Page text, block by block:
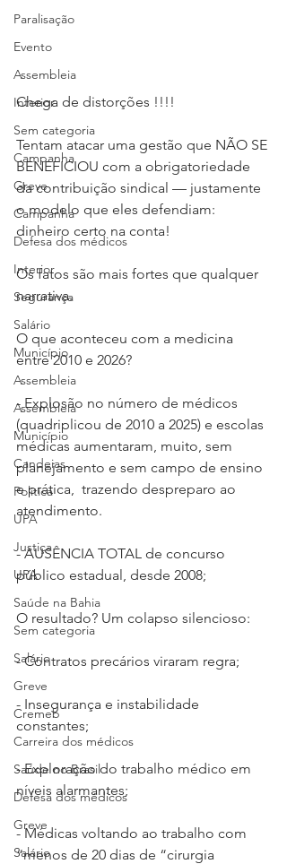
Paralisação
Evento
Assembleia
Interior
Sem categoria
Campanha
Greve
Campanha
Defesa dos médicos
Interior
Segurança
Salário
Município
Assembleia
Assembleia
Município
Candeias
Política
UPA
Justiça
UPA
Saúde na Bahia
Sem categoria
Salário
Greve
Cremeb
Carreira dos médicos
Saúde no Brasil
Defesa dos médicos
Greve
Salário
Chega de distorções !!!!
Tentam atacar uma gestão que NÃO SE
BENEFICIOU com a obrigatoriedade
da contribuição sindical — justamente
o modelo que eles defendiam:
dinheiro certo na conta!
Os fatos são mais fortes que qualquer
narrativa.
O que aconteceu com a medicina
entre 2010 e 2026?
- Explosão no número de médicos
(quadriplicou de 2010 a 2025) e escolas
médicas aumentaram, muito, sem
planejamento e sem campo de ensino
e prática,  trazendo despreparo ao
atendimento.
- AUSÊNCIA TOTAL de concurso
público estadual, desde 2008;
O resultado? Um colapso silencioso:
- Contratos precários viraram regra;
- Insegurança e instabilidade
constantes;
- Exploração do trabalho médico em
níveis alarmantes;
- Médicas voltando ao trabalho com
“menos de 20 dias de “cirurgia